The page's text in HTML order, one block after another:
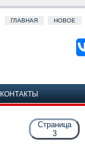
ГЛАВНАЯ НОВОЕ
КОНТАКТЫ
Страница
3